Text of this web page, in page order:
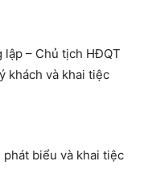
lập – Chủ tịch HĐQT
khách và khai tiệc
biểu và khai tiệc